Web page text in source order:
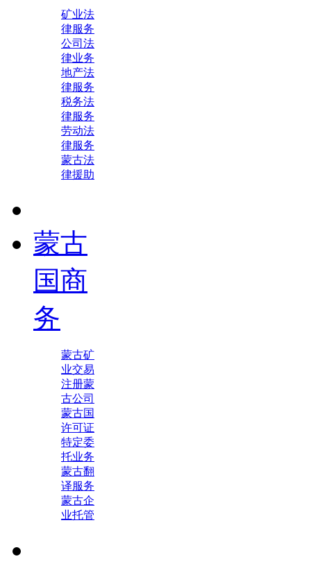
矿业法
律服务
公司法
律业务
地产法
律服务
税务法
律服务
劳动法
律服务
蒙古法
律援助
蒙古
国商
务
蒙古矿
业交易
注册蒙
古公司
蒙古国
许可证
特定委
托业务
蒙古翻
译服务
蒙古企
业托管